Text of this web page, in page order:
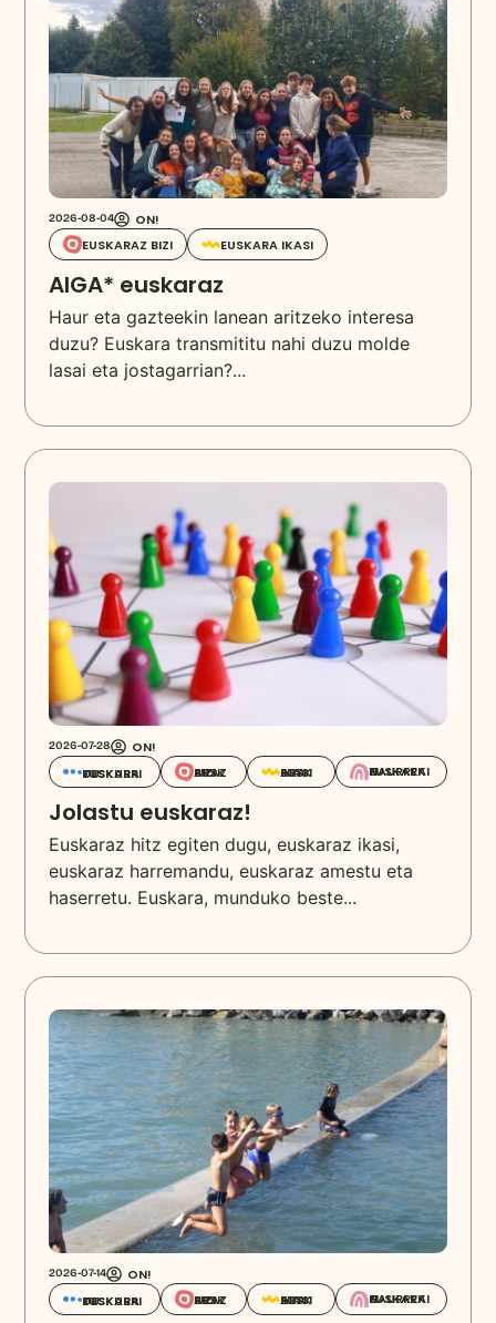
2026-08-04
ON!
EUSKARAZ BIZI
EUSKARA IKASI
AIGA* euskaraz
Haur eta gazteekin lanean aritzeko interesa
duzu? Euskara transmititu nahi duzu molde
lasai eta jostagarrian?...
2026-07-28
ON!
EUSKARA DESKUBRITU
EUSKARAZ BIZI EUSKARA IKASI EUSKARAZ HAURREKIN
Jolastu euskaraz!
Euskaraz hitz egiten dugu, euskaraz ikasi,
euskaraz harremandu, euskaraz amestu eta
haserretu. Euskara, munduko beste...
2026-07-14
ON!
EUSKARA DESKUBRITU
EUSKARAZ BIZI EUSKARA IKASI EUSKARAZ HAURREKIN